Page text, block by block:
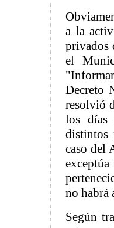
a la
privados
el
Decreto
resolvió
los días
distintos
caso del
no habrá
Según